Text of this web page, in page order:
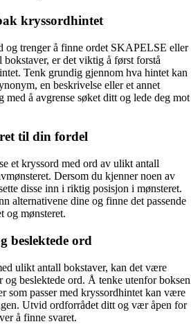
kryssordhintet
og trenger å finne ordet SKAPELSE eller
er det viktig å først forstå
Tenk grundig gjennom hva hintet kan
en beskrivelse eller et annet
å avgrense søket ditt og lede deg mot
til din fordel
et kryssord med ord av ulikt antall
Dersom du kjenner noen av
disse inn i riktig posisjon i mønsteret.
alternativene dine og finne det passende
og mønsteret.
beslektede ord
ulikt antall bokstaver, kan det være
beslektede ord. Å tenke utenfor boksen
som passer med kryssordhintet kan være
Utvid ordforrådet ditt og vær åpen for
å finne svaret.